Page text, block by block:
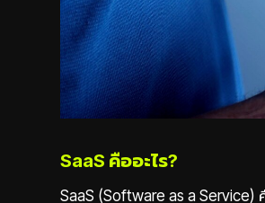
SaaS คืออะไร?
SaaS (Software as a